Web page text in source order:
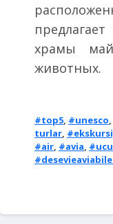
храмы
животных.
#top5, #unesco,
turlar,
#air, #avia,